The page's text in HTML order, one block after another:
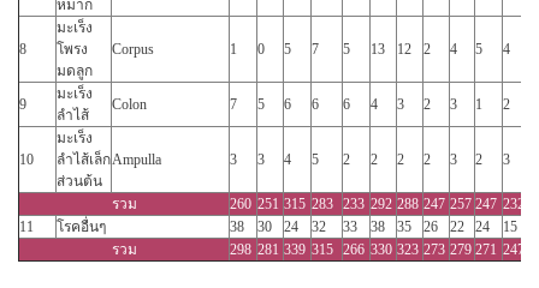
หมาก
8
มะเร็ง
โพรง
มดลูก
Corpus 1 0 5 7 5 13 12 2 4 5 4
9
มะเร็ง
ลำไส้
Colon 7 5 6 6 6 4 3 2 3 1 2
10
มะเร็ง
ลำไส้เล็ก
ส่วนต้น
Ampulla 3 3 4 5 2 2 2 2 3 2 3
รวม 260 251 315 283 233 292 288 247 257 247 232
11
โรคอื่นๆ 38 30 24 32 33 38 35 26 22 24 15
รวม
298 281 339 315 266 330 323 273 279 271 247